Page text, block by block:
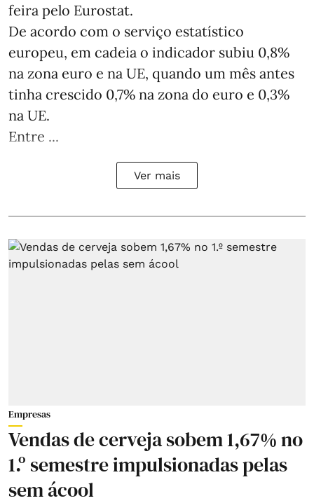
feira pelo Eurostat.
De acordo com o serviço estatístico
europeu, em cadeia o indicador subiu 0,8%
na zona euro e na UE, quando um mês antes
tinha crescido 0,7% na zona do euro e 0,3%
na UE.
Entre ...
Ver mais
Empresas
Vendas de cerveja sobem 1,67% no
1.º semestre impulsionadas pelas
sem ácool